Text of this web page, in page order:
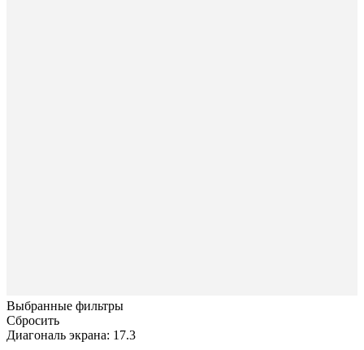
Выбранные фильтры
Сбросить
Диагональ экрана: 17.3